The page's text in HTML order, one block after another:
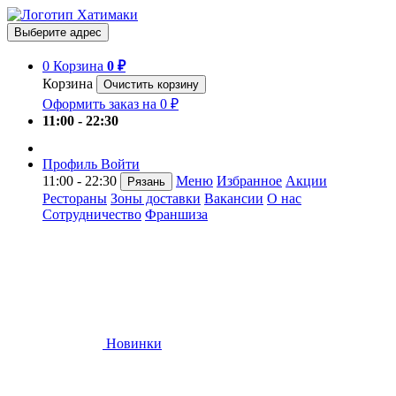
Выберите адрес
0 Корзина 0 ₽
Корзина
Очистить корзину
Оформить заказ на 0 ₽
11:00 - 22:30
Профиль Войти
11:00 - 22:30
Рязань Меню Избранное Акции
Рестораны Зоны доставки Вакансии О нас
Сотрудничество Франшиза
Новинки